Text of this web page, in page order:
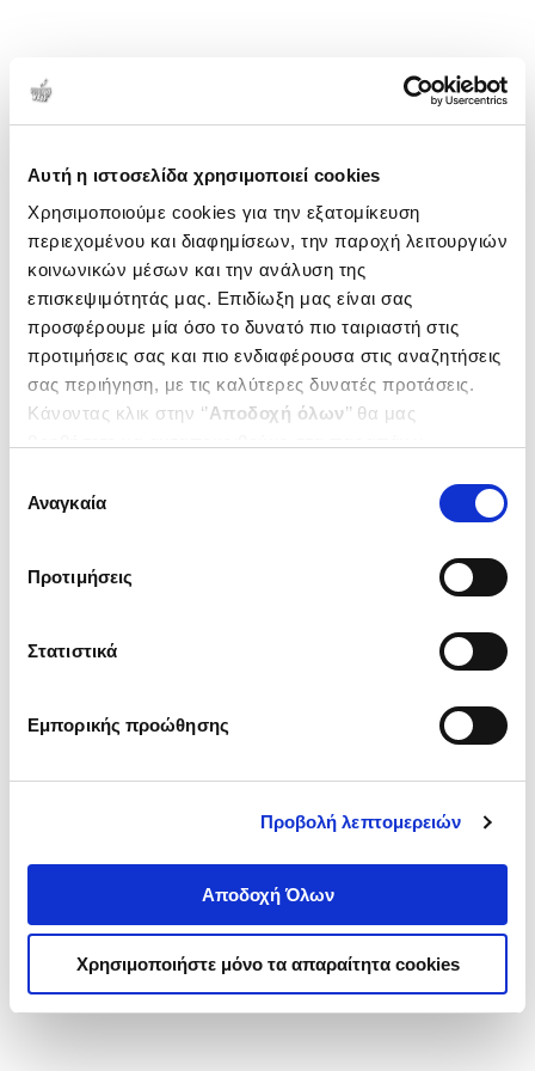
Αυτή η ιστοσελίδα χρησιμοποιεί cookies
Χρησιμοποιούμε cookies για την εξατομίκευση
περιεχομένου και διαφημίσεων, την παροχή λειτουργιών
κοινωνικών μέσων και την ανάλυση της
επισκεψιμότητάς μας. Επιδίωξη μας είναι σας
προσφέρουμε μία όσο το δυνατό πιο ταιριαστή στις
προτιμήσεις σας και πιο ενδιαφέρουσα στις αναζητήσεις
σας περιήγηση, με τις καλύτερες δυνατές προτάσεις.
Κάνοντας κλικ στην ‘’Αποδοχή όλων’’ θα μας
ενδιαφέρουν και να επιλέξετε από τα παρακάτω με την
΄΄και να ενημερωθείτε σχετικά με
συγκατάθεσης
Αναγκαία
Προτιμήσεις
Στατιστικά
Εμπορικής προώθησης
Προβολή λεπτομερειών
Αποδοχή Όλων
Χρησιμοποιήστε μόνο τα απαραίτητα cookies